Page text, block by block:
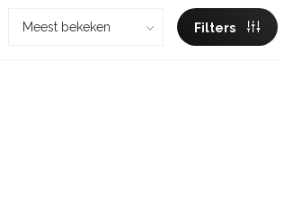
Filters